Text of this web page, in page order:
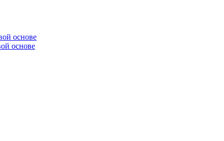
основе
основе